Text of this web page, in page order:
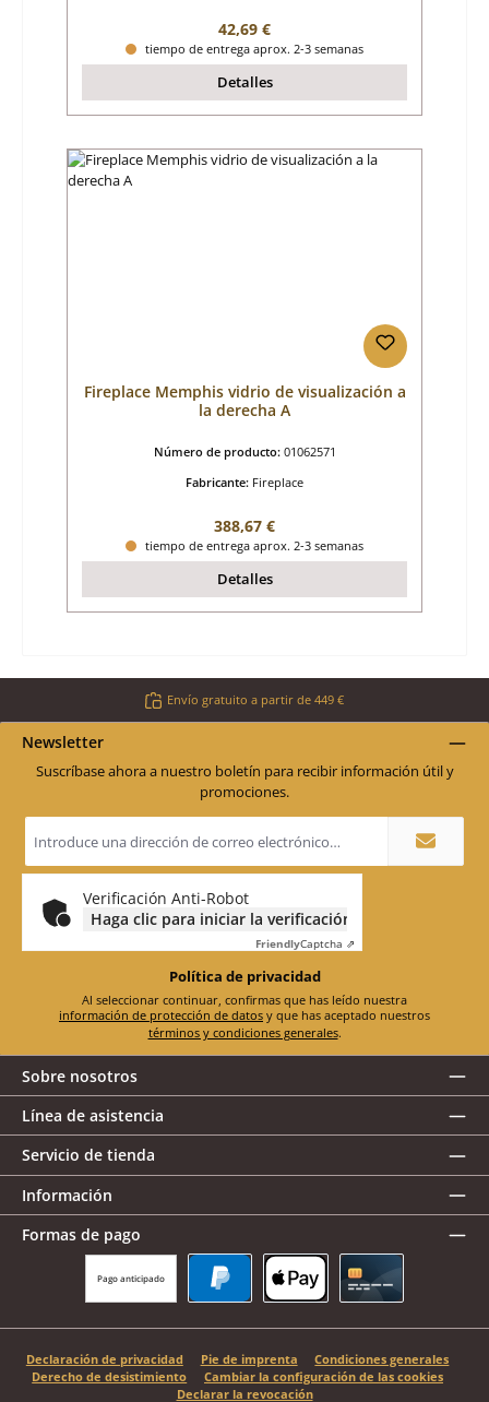
Precio normal:
42,69 €
tiempo de entrega aprox. 2-3 semanas
Detalles
Fireplace Memphis vidrio de visualización a
la derecha A
Número de producto: 01062571
Fabricante: Fireplace
Precio normal:
388,67 €
tiempo de entrega aprox. 2-3 semanas
Detalles
Envío gratuito a partir de 449 €
Newsletter
Suscríbase ahora a nuestro boletín para recibir información útil y
promociones.
de
correo
electrónico
Verificación Anti-Robot
Haga clic para iniciar la verificación
FriendlyCaptcha ⇗
Política de privacidad
información de protección de datos
términos y condiciones generales.
Sobre nosotros
Línea de asistencia
Servicio de tienda
Información
Formas de pago
Pago anticipado
Declaración de privacidad Pie de imprenta
Condiciones generales
Derecho de desistimiento
Cambiar la configuración de las cookies
Declarar la revocación